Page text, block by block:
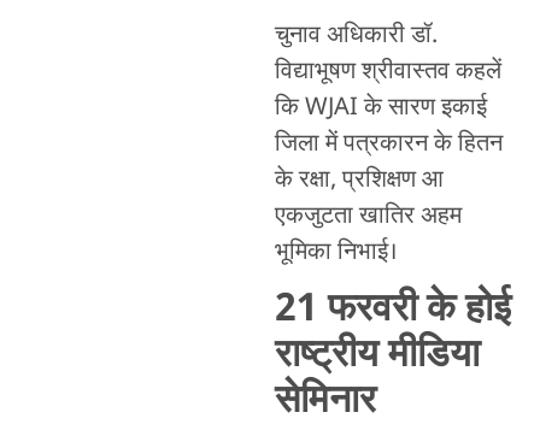
चुनाव अधिकारी डॉ.
विद्याभूषण श्रीवास्तव कहलें
कि WJAI के सारण इकाई
जिला में पत्रकारन के हितन
के रक्षा, प्रशिक्षण आ
एकजुटता खातिर अहम
भूमिका निभाई।
21 फरवरी के होई
राष्ट्रीय मीडिया
सेमिनार